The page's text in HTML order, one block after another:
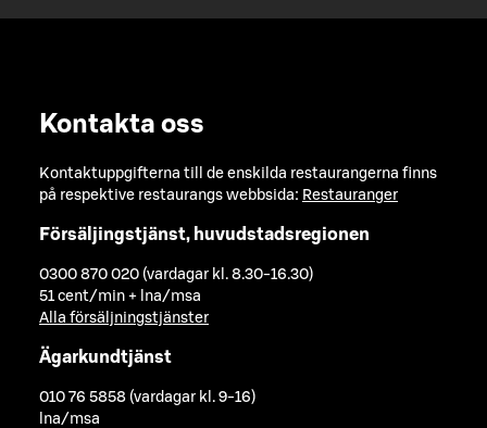
Kontakta oss
Kontaktuppgifterna till de enskilda restaurangerna finns
på respektive restaurangs webbsida: Restauranger
Försäljingstjänst, huvudstadsregionen
0300 870 020 (vardagar kl. 8.30-16.30)
51 cent/min + lna/msa
Alla försäljningstjänster
Ägarkundtjänst
010 76 5858 (vardagar kl. 9-16)
lna/msa